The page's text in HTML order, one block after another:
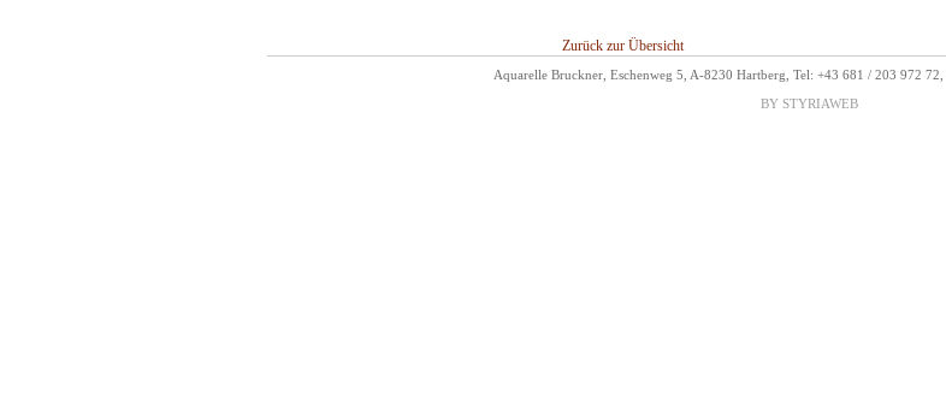
Zurück zur Übersicht
Aquarelle Bruckner, Eschenweg 5, A-8230 Hartberg, Tel: +43 681 / 203 972 72,
BY STYRIAWEB